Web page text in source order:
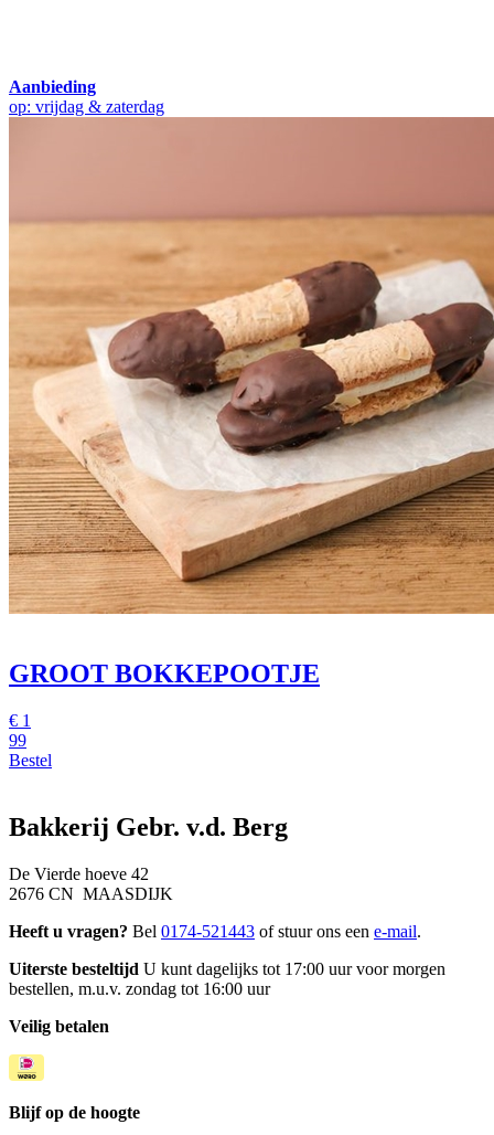
Aanbieding
op: vrijdag & zaterdag
GROOT BOKKEPOOTJE
€ 1
99
Bestel
Bakkerij Gebr. v.d. Berg
De Vierde hoeve 42
2676 CN MAASDIJK
Heeft u vragen? Bel 0174-521443 of stuur ons een e-mail.
Uiterste besteltijd U kunt dagelijks tot 17:00 uur voor morgen
bestellen, m.u.v. zondag tot 16:00 uur
Veilig betalen
Blijf op de hoogte